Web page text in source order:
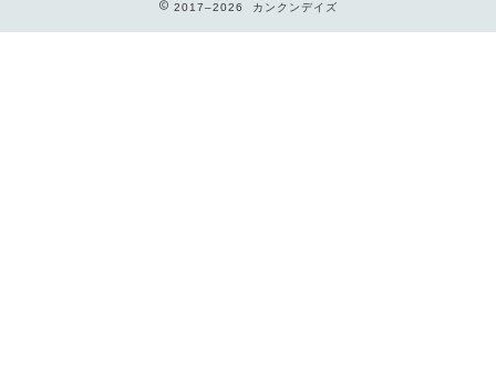
2017–2026 カンクンデイズ